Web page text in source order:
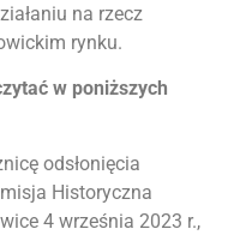
na rzecz
rynku.
w poniższych
odsłonięcia
Historyczna
4 września 2023 r.,